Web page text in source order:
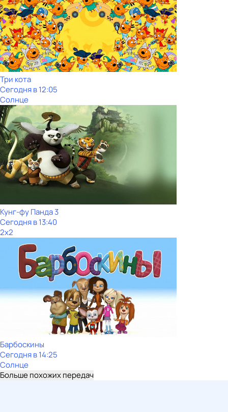
Три кота
Сегодня в 12:05
Солнце
Кунг-фу Панда 3
Сегодня в 13:40
2x2
Барбоскины
Сегодня в 14:25
Солнце
Больше похожих передач